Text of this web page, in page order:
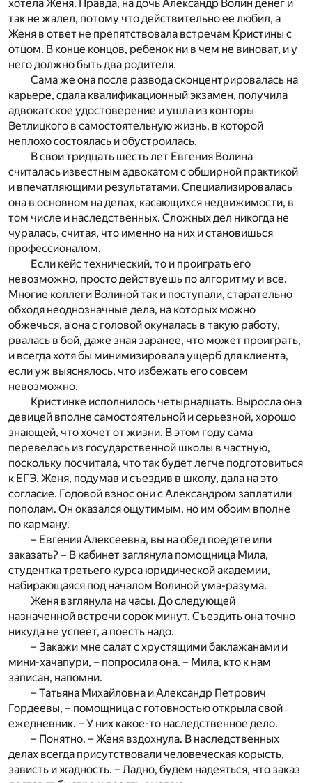
хотела Женя. Правда, на дочь Александр Волин денег и
так не жалел, потому что действительно ее любил, а
Женя в ответ не препятствовала встречам Кристины с
отцом. В конце концов, ребенок ни в чем не виноват, и у
него должно быть два родителя.
Сама же она после развода сконцентрировалась на
карьере, сдала квалификационный экзамен, получила
адвокатское удостоверение и ушла из конторы
Ветлицкого в самостоятельную жизнь, в которой
неплохо состоялась и обустроилась.
В свои тридцать шесть лет Евгения Волина
считалась известным адвокатом с обширной практикой
и впечатляющими результатами. Специализировалась
она в основном на делах, касающихся недвижимости, в
том числе и наследственных. Сложных дел никогда не
чуралась, считая, что именно на них и становишься
профессионалом.
Если кейс технический, то и проиграть его
невозможно, просто действуешь по алгоритму и все.
Многие коллеги Волиной так и поступали, старательно
обходя неоднозначные дела, на которых можно
обжечься, а она с головой окуналась в такую работу,
рвалась в бой, даже зная заранее, что может проиграть,
и всегда хотя бы минимизировала ущерб для клиента,
если уж выяснялось, что избежать его совсем
невозможно.
Кристинке исполнилось четырнадцать. Выросла она
девицей вполне самостоятельной и серьезной, хорошо
знающей, что хочет от жизни. В этом году сама
перевелась из государственной школы в частную,
поскольку посчитала, что так будет легче подготовиться
к ЕГЭ. Женя, подумав и съездив в школу, дала на это
согласие. Годовой взнос они с Александром заплатили
пополам. Он оказался ощутимым, но им обоим вполне
по карману.
– Евгения Алексеевна, вы на обед поедете или
заказать? – В кабинет заглянула помощница Мила,
студентка третьего курса юридической академии,
набирающаяся под началом Волиной ума-разума.
Женя взглянула на часы. До следующей
назначенной встречи сорок минут. Съездить она точно
никуда не успеет, а поесть надо.
– Закажи мне салат с хрустящими баклажанами и
мини-хачапури, – попросила она. – Мила, кто к нам
записан, напомни.
– Татьяна Михайловна и Александр Петрович
Гордеевы, – помощница с готовностью открыла свой
ежедневник. – У них какое-то наследственное дело.
– Понятно. – Женя вздохнула. В наследственных
делах всегда присутствовали человеческая корысть,
зависть и жадность. – Ладно, будем надеяться, что заказ